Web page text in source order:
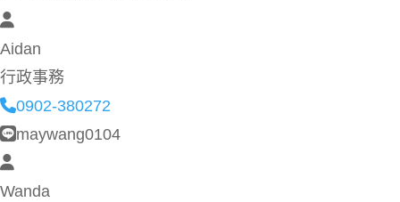
Aidan
行政事務
0902-380272
maywang0104
Wanda